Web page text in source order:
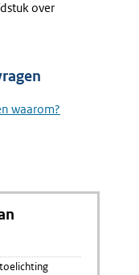
over
waarom?